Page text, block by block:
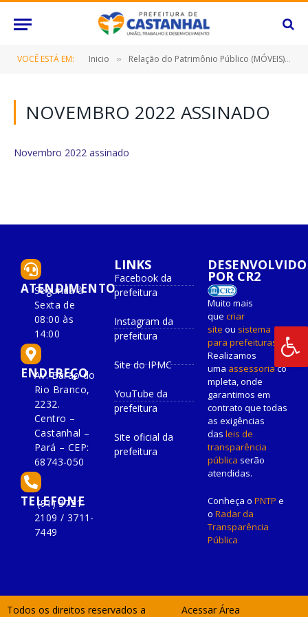
VOCÊ ESTÁ EM: Inicio » Relação do Patrimônio Público (MÓVEIS)
NOVEMBRO 2022 ASSINADO
Novembro 2022 assinado
ATENDIMENTO
Segunda à
Sexta de
08:00 às
14:00
ENDEREÇO
Av. Barão do
Rio Branco,
2232.
Centro –
Castanhal –
Pará – CEP:
68743-050
TELEFONE
(91) 3721-
2109 / 3711-
7449
LINKS
Facebook da
prefeitura
Instagram da
prefeitura
Site do IPMC
YouTube da
prefeitura
Site oficial da
prefeitura
DESENVOLVIDO
POR CR2
Muito mais
que criar
site ou sistema
para prefeituras
Realizamos
uma assessoriaco
mpleta, onde
garantimos em
contrato que todas
as exigências
das leis de
transparência
pública serão
atendidas.
Conheça o PNTP e
o Radar da
Transparência
Pública
Todos os direitos reservados a Acessar Área